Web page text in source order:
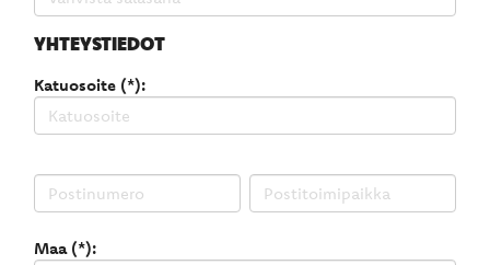
YHTEYSTIEDOT
Katuosoite (*):
Maa (*):